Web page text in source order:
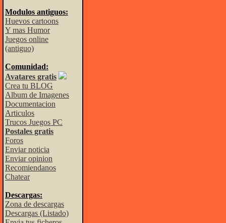
Modulos antiguos:
Huevos cartoons
Y mas Humor
Juegos online
(antiguo)
Comunidad:
Avatares gratis
Crea tu BLOG
Album de Imagenes
Documentacion
Articulos
Trucos Juegos PC
Postales gratis
Foros
Enviar noticia
Enviar opinion
Recomiendanos
Chatear
Descargas:
Zona de descargas
Descargas (Listado)